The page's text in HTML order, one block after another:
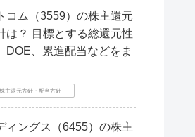
コム（3559）の株主還元
は？ 目標とする総還元性
DOE、累進配当などをま
株主還元方針・配当方針
ィングス（6455）の株主